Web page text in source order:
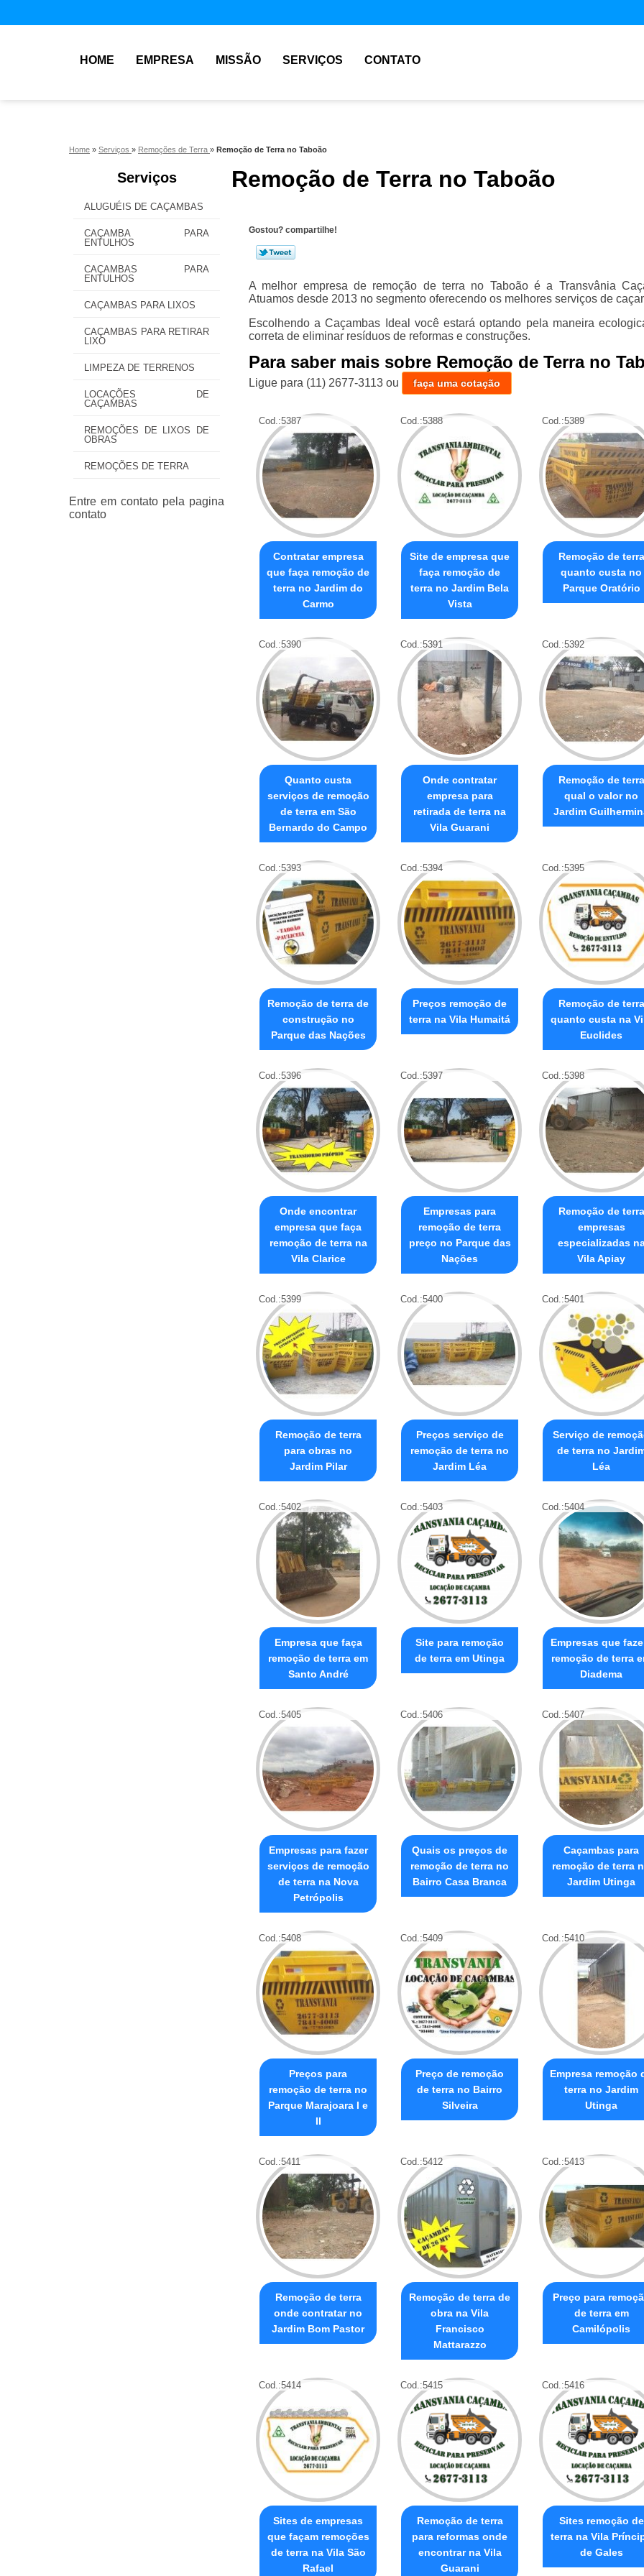
HOME EMPRESA MISSÃO SERVIÇOS CONTATO
Home » Serviços » Remoções de Terra » Remoção de Terra no Taboão
Serviços
ALUGUÉIS DE CAÇAMBAS
CAÇAMBA PARA
ENTULHOS
CAÇAMBAS PARA
ENTULHOS
CAÇAMBAS PARA LIXOS
CAÇAMBAS PARA RETIRAR
LIXO
LIMPEZA DE TERRENOS
LOCAÇÕES DE
CAÇAMBAS
REMOÇÕES DE LIXOS DE
OBRAS
REMOÇÕES DE TERRA
Remoção de Terra no Taboão
Gostou? compartilhe!
A melhor empresa de remoção de terra no Taboão é a Transvânia
Atuamos desde 2013 no segmento oferecendo os melhores serviços de
Escolhendo a Caçambas Ideal você estará optando pela maneira
correta de eliminar resíduos de reformas e construções.
Para saber mais sobre Remoção de Terra no
Ligue para (11) 2677-3113 ou faça uma cotação
Cod.:5387
Contratar empresa
que faça remoção de
terra no Jardim do
Carmo
Cod.:5388
Site de empresa que
faça remoção de
terra no Jardim Bela
Vista
Cod.:5389
Remoção de terra
quanto custa no
Parque Oratório
Cod.:5390
Quanto custa
serviços de remoção
de terra em São
Bernardo do Campo
Cod.:5391
Onde contratar
empresa para
retirada de terra na
Vila Guarani
Cod.:5392
Remoção de terra
qual o valor no
Jardim
Cod.:5393
Remoção de terra de
construção no
Parque das Nações
Cod.:5394
Preços remoção de
terra na Vila Humaitá
Cod.:5395
Remoção de terra
quanto custa na
Euclides
Cod.:5396
Onde encontrar
empresa que faça
remoção de terra na
Vila Clarice
Cod.:5397
Empresas para
remoção de terra
preço no Parque das
Nações
Cod.:5398
Remoção de terra
empresas
especializadas
Vila Apiay
Cod.:5399
Remoção de terra
para obras no
Jardim Pilar
Cod.:5400
Preços serviço de
remoção de terra no
Jardim Léa
Cod.:5401
Serviço de
de terra no
Léa
Cod.:5402
Empresa que faça
remoção de terra em
Santo André
Cod.:5403
Site para remoção
de terra em Utinga
Cod.:5404
Empresas que
remoção de terra
Diadema
Cod.:5405
Empresas para fazer
serviços de remoção
de terra na Nova
Petrópolis
Cod.:5406
Quais os preços de
remoção de terra no
Bairro Casa Branca
Cod.:5407
Caçambas para
remoção de terra
Jardim Utinga
Cod.:5408
Preços para
remoção de terra no
Parque Marajoara I e
II
Cod.:5409
Preço de remoção
de terra no Bairro
Silveira
Cod.:5410
Empresa remoção
terra no Jardim
Utinga
Cod.:5411
Remoção de terra
onde contratar no
Jardim Bom Pastor
Cod.:5412
Remoção de terra de
obra na Vila
Francisco
Mattarazzo
Cod.:5413
Preço para
de terra em
Camilópolis
Cod.:5414
Sites de empresas
que façam remoções
de terra na Vila São
Rafael
Cod.:5415
Remoção de terra
para reformas onde
encontrar na Vila
Guarani
Cod.:5416
Sites remoção de
terra na Vila
de Gales